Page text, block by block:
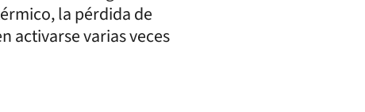
la pérdida de
activarse varias veces